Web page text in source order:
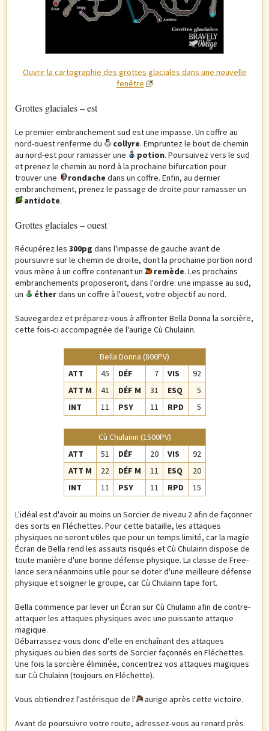
Ouvrir la cartographie des grottes glaciales dans une nouvelle
fenêtre
Grottes glaciales – est
Le premier embranchement sud est une impasse. Un coffre au
nord-ouest renferme du
collyre. Empruntez le bout de chemin
au nord-est pour ramasser une
potion. Poursuivez vers le sud
et prenez le chemin au nord à la prochaine bifurcation pour
trouver une
rondache dans un coffre. Enfin, au dernier
embranchement, prenez le passage de droite pour ramasser un
antidote.
Grottes glaciales – ouest
Récupérez les 300pg dans l'impasse de gauche avant de
poursuivre sur le chemin de droite, dont la prochaine portion nord
vous mène à un coffre contenant un
remède. Les prochains
embranchements proposeront, dans l'ordre: une impasse au sud,
un
étherdans un coffre à l'ouest, votre objectif au nord.
Sauvegardez et préparez-vous à affronter Bella Donna la sorcière,
cette fois-ci accompagnée de l'aurige Cù Chulainn.
Bella Donna (800PV)
ATT
45 DÉF 7 VIS
92
ATT M
41 DÉF M 31 ESQ
5
INT
11 PSY 11 RPD 5
Cù Chulainn (1500PV)
ATT
51 DÉF 20 VIS
92
ATT M
22 DÉF M 11 ESQ
20
INT
11 PSY 11 RPD 15
L'idéal est d'avoir au moins un Sorcier de niveau 2 afin de façonner
des sorts en Fléchettes. Pour cette bataille, les attaques
physiques ne seront utiles que pour un temps limité, car la magie
Écran de Bella rend les assauts risqués et Cù Chulainn dispose de
toute manière d'une bonne défense physique. La classe de Free-
lance sera néanmoins utile pour se doter d'une meilleure défense
physique et soigner le groupe, car Cù Chulainn tape fort.
Bella commence par lever un Écran sur Cù Chulainn afin de contre-
attaquer les attaques physiques avec une puissante attaque
magique.
Débarrassez-vous donc d'elle en enchaînant des attaques
physiques ou bien des sorts de Sorcier façonnés en Fléchettes.
Une fois la sorcière éliminée, concentrez vos attaques magiques
sur Cù Chulainn (toujours en Fléchette).
Vous obtiendrez l'astérisque de l' aurige après cette victoire.
Avant de poursuivre votre route, adressez-vous au renard près